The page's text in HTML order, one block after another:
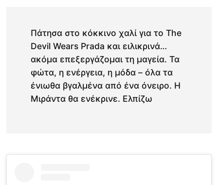
Πάτησα στο κόκκινο χαλί για το The
Devil Wears Prada και ειλικρινά…
ακόμα επεξεργάζομαι τη μαγεία. Τα
φώτα, η ενέργεια, η μόδα – όλα τα
ένιωθα βγαλμένα από ένα όνειρο. Η
Μιράντα θα ενέκρινε. Ελπίζω